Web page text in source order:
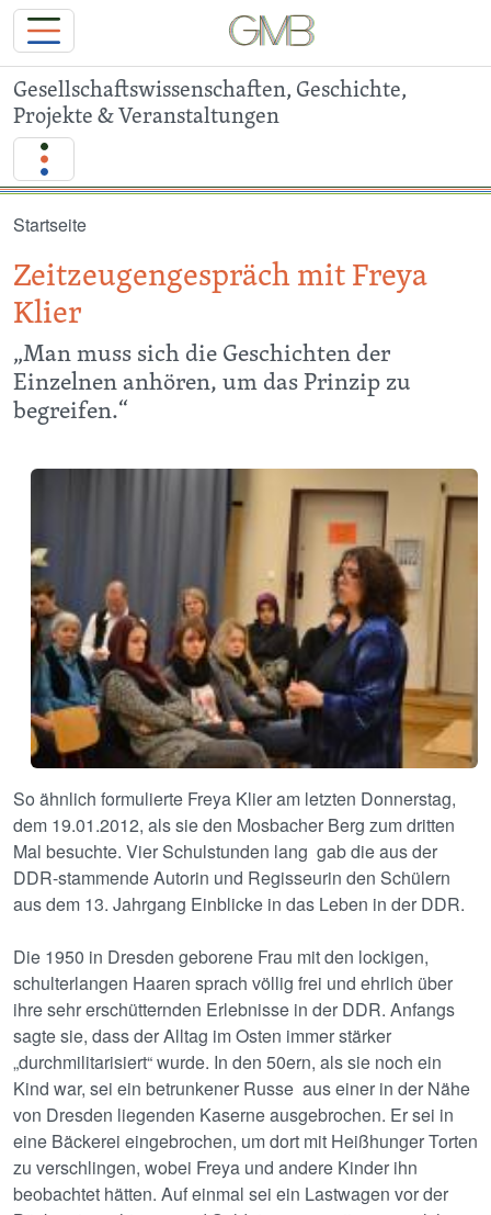
Gesellschaftswissenschaften, Geschichte,
Projekte & Veranstaltungen
Startseite
Zeitzeugengespräch mit Freya
Klier
„Man muss sich die Geschichten der
Einzelnen anhören, um das Prinzip zu
begreifen.“
Image
So ähnlich formulierte Freya Klier am letzten Donnerstag,
dem 19.01.2012, als sie den Mosbacher Berg zum dritten
Mal besuchte. Vier Schulstunden lang gab die aus der
DDR-stammende Autorin und Regisseurin den Schülern
aus dem 13. Jahrgang Einblicke in das Leben in der DDR.
Die 1950 in Dresden geborene Frau mit den lockigen,
schulterlangen Haaren sprach völlig frei und ehrlich über
ihre sehr erschütternden Erlebnisse in der DDR. Anfangs
sagte sie, dass der Alltag im Osten immer stärker
„durchmilitarisiert“ wurde. In den 50ern, als sie noch ein
Kind war, sei ein betrunkener Russe aus einer in der Nähe
von Dresden liegenden Kaserne ausgebrochen. Er sei in
eine Bäckerei eingebrochen, um dort mit Heißhunger Torten
zu verschlingen, wobei Freya und andere Kinder ihn
beobachtet hätten. Auf einmal sei ein Lastwagen vor der